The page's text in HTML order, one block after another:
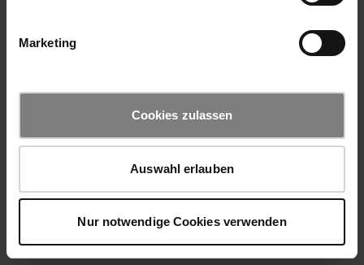
Marketing
Cookies zulassen
Auswahl erlauben
Nur notwendige Cookies verwenden